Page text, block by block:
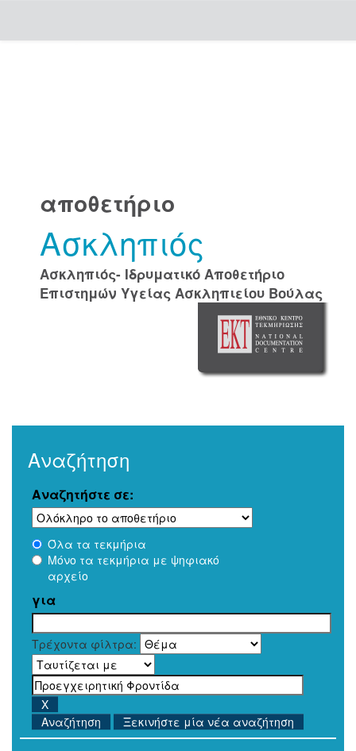
αποθετήριο
Ασκληπιός
Ασκληπιός- Ιδρυματικό Αποθετήριο
Επιστημών Υγείας Ασκληπιείου Βούλας
Αναζήτηση
Αναζητήστε σε:
Όλα τα τεκμήρια
Μόνο τα τεκμήρια με ψηφιακό
αρχείο
για
Τρέχοντα φίλτρα:
Ξεκινήστε μία νέα αναζήτηση